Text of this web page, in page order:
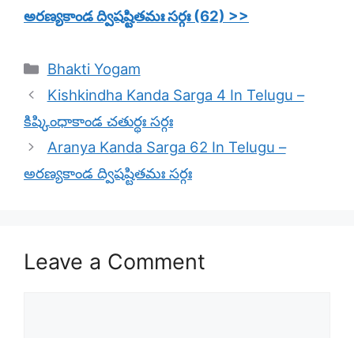
అరణ్యకాండ ద్విషష్టితమః సర్గః (62) >>
Categories
Bhakti Yogam
Kishkindha Kanda Sarga 4 In Telugu –
కిష్కింధాకాండ చతుర్థః సర్గః
Aranya Kanda Sarga 62 In Telugu –
అరణ్యకాండ ద్విషష్టితమః సర్గః
Leave a Comment